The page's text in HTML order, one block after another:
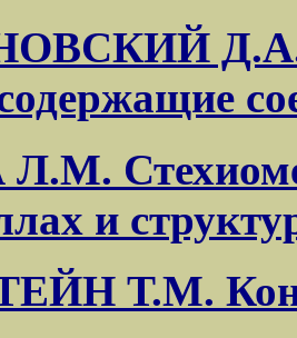
Д.А.
и
Т.М.